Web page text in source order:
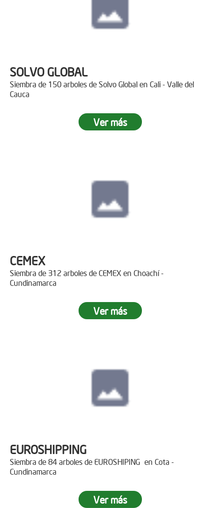
SOLVO GLOBAL
Siembra de 150 arboles de Solvo Global en Cali - Valle del
Cauca
Ver más
CEMEX
Siembra de 312 arboles de CEMEX en Choachí -
Cundinamarca
Ver más
EUROSHIPPING
Siembra de 84 arboles de EUROSHIPING en Cota -
Cundinamarca
Ver más